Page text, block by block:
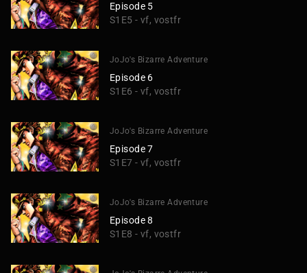
Episode 5
S1E5 - vf, vostfr
JoJo's Bizarre Adventure
Episode 6
S1E6 - vf, vostfr
JoJo's Bizarre Adventure
Episode 7
S1E7 - vf, vostfr
JoJo's Bizarre Adventure
Episode 8
S1E8 - vf, vostfr